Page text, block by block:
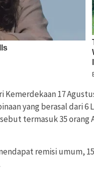
Kemerdekaan 17
yang berasal dari 6
termasuk 35 orang
remisi umum,